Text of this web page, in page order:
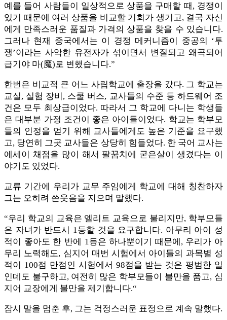
예를 들어 사람들이 일상적으로 상품을 구매할 때, 경쟁이
있기 때문에 여러 상품을 비교할 기회가 생기고, 결국 자신
에게 만족스러운 품질과 가격의 상품을 찾을 수 있습니다.
그러나 현재 중국에서는 이 경쟁 메커니즘이 중공의 ‘투
쟁’이라는 사악한 유전자가 섞이면서 변질되고 왜곡되어
급기야 마(魔)로 변했습니다.”
한번은 비교적 큰 어느 사립학교에 출장을 갔다. 그 학교는
교실, 실험 장비, 스쿨 버스, 교사들의 수준 등 하드웨어 조
건은 모두 최상급이었다. 따라서 그 학교에 다니는 학생들
은 대부분 가정 조건이 좋은 아이들이었다. 학교는 학부모
들의 인정을 얻기 위해 교사들에게도 높은 기준을 요구했
고, 당연히 그곳 교사들은 상당히 힘들었다. 한 국어 교사는
에세이 채점을 많이 해서 팔꿈치에 굳은살이 생겼다는 이
야기도 있었다.
교류 기간에 우리가 교무 주임에게 학교에 대해 칭찬하자
그는 오히려 쓴웃음을 지으며 말했다.
“우리 학교의 교육은 엘리트 교육으로 불리지만, 학부모들
은 자녀가 반드시 1등할 것을 요구합니다. 아무리 아이 성
적이 좋아도 한 반에 1등은 하나뿐이기 때문에, 우리가 아
무리 노력해도, 심지어 매번 시험에서 아이들의 과목별 성
적이 100점 만점인 시험에서 98점을 받는 것은 평범한 일
인데도 불구하고, 여전히 많은 학부모들이 불만을 품고, 심
지어 교장에게 불만을 제기합니다.“
잠시 말을 멈춘 후, 그는 걱정스러운 표정으로 계속 말했다.